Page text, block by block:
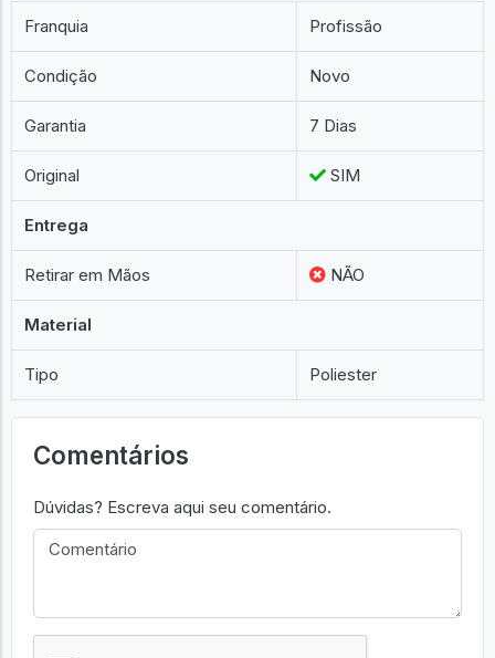
Franquia Profissão
Condição Novo
Garantia 7 Dias
Original SIM
Entrega
Retirar em Mãos NÃO
Material
Tipo Poliester
Comentários
Dúvidas? Escreva aqui seu comentário.